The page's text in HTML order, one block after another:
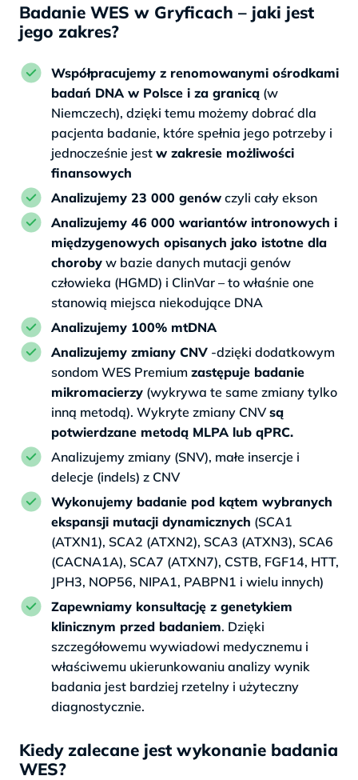
Badanie WES w Gryficach – jaki jest
jego zakres?
Współpracujemy z renomowanymi ośrodkami
badań DNA w Polsce i za granicą (w
Niemczech), dzięki temu możemy dobrać dla
pacjenta badanie, które spełnia jego potrzeby i
jednocześnie jest w zakresie możliwości
finansowych
Analizujemy 23 000 genów czyli cały ekson
Analizujemy 46 000 wariantów intronowych i
międzygenowych opisanych jako istotne dla
choroby w bazie danych mutacji genów
człowieka (HGMD) i ClinVar – to właśnie one
stanowią miejsca niekodujące DNA
Analizujemy 100% mtDNA
Analizujemy zmiany CNV -dzięki dodatkowym
sondom WES Premium zastępuje badanie
mikromacierzy (wykrywa te same zmiany tylko
inną metodą). Wykryte zmiany CNV są
potwierdzane metodą MLPA lub qPRC.
Analizujemy zmiany (SNV), małe insercje i
delecje (indels) z CNV
Wykonujemy badanie pod kątem wybranych
ekspansji mutacji dynamicznych (SCA1
(ATXN1), SCA2 (ATXN2), SCA3 (ATXN3), SCA6
(CACNA1A), SCA7 (ATXN7), CSTB, FGF14, HTT,
JPH3, NOP56, NIPA1, PABPN1 i wielu innych)
Zapewniamy konsultację z genetykiem
klinicznym przed badaniem. Dzięki
szczegółowemu wywiadowi medycznemu i
właściwemu ukierunkowaniu analizy wynik
badania jest bardziej rzetelny i użyteczny
diagnostycznie.
Kiedy zalecane jest wykonanie badania
WES?